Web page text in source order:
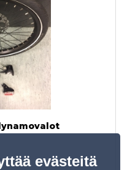
evästeitä